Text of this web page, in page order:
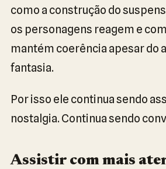
como a construção do
os personagens reagem e
mantém coerência apesar do
fantasia.
Por isso ele continua sendo
nostalgia. Continua sendo
Assistir com mais